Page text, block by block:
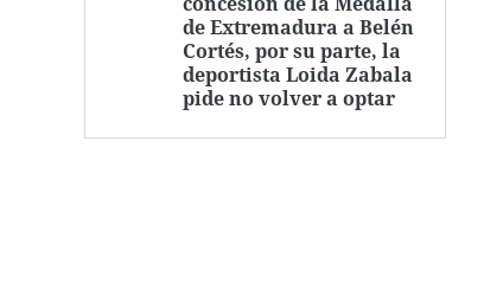
de Extremadura a Belén
Cortés, por su parte, la
deportista Loida Zabala
pide no volver a optar